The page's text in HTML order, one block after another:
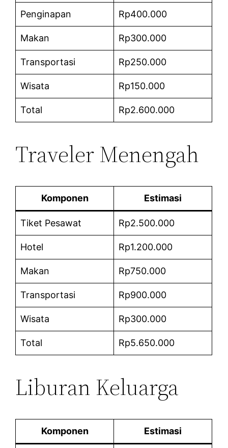
Penginapan Rp400.000
Makan Rp300.000
Transportasi Rp250.000
Wisata Rp150.000
Total Rp2.600.000
Traveler Menengah
Komponen Estimasi
Tiket Pesawat Rp2.500.000
Hotel Rp1.200.000
Makan Rp750.000
Transportasi Rp900.000
Wisata Rp300.000
Total Rp5.650.000
Liburan Keluarga
Komponen Estimasi